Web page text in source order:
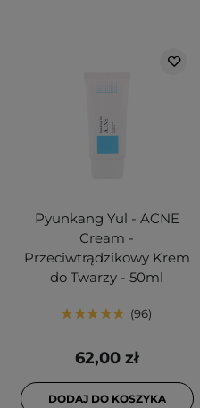
Pyunkang Yul - ACNE
Cream -
Przeciwtrądzikowy Krem
do Twarzy - 50ml
96
62,00 zł
DODAJ DO KOSZYKA